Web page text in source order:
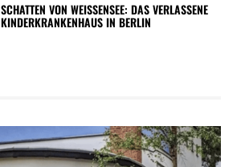
SCHATTEN VON WEISSENSEE: DAS VERLASSENE K
INDERKRANKENHAUS IN BERLIN